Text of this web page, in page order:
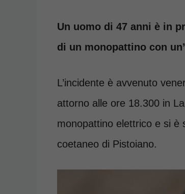
Un uomo di 47 anni è in
di un monopattino con
L’incidente è avvenuto
attorno alle ore 18.300 in
monopattino elettrico e si è
coetaneo di Pistoiano.